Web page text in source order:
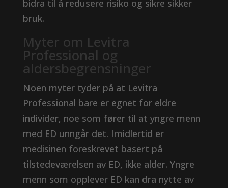
bidra til å redusere risiko og sikre sikker
bruk.
Myter om Levitra
Professional og
aldersbegrensninger
Noen myter tyder på at Levitra
Professional bare er egnet for eldre
individer, noe som fører til at yngre menn
med ED unngår det. Imidlertid er
medisinen foreskrevet basert på
tilstedeværelsen av ED, ikke alder. Yngre
menn som opplever ED kan dra nytte av